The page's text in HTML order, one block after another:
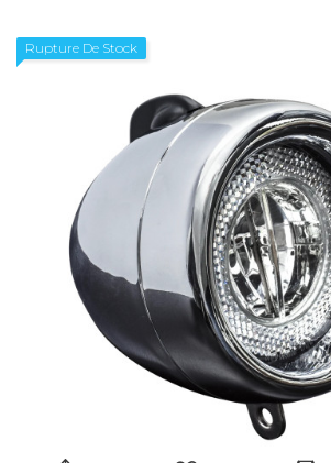
Rupture De Stock